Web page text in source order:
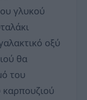
γλυκού
οξύ
θα
του